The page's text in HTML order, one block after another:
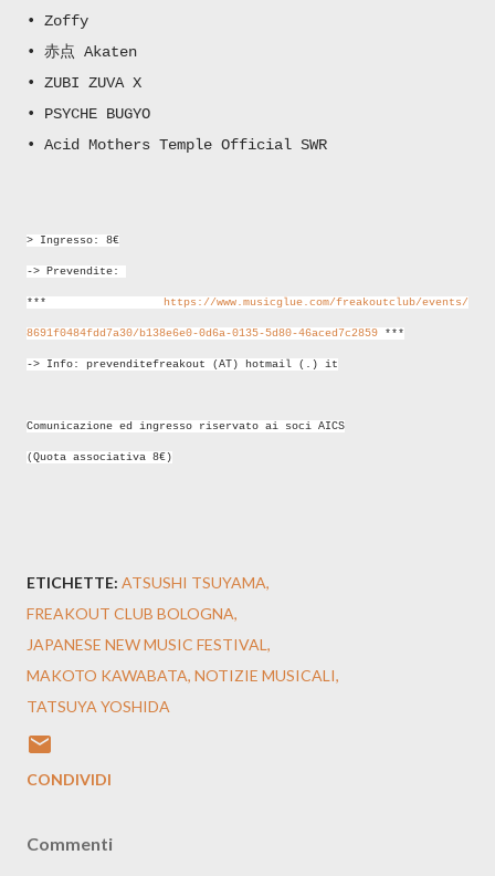
• Zoffy
• 赤点 Akaten
• ZUBI ZUVA X
• PSYCHE BUGYO
• Acid Mothers Temple Official SWR
> Ingresso: 8€
-> Prevendite:
*** https://www.musicglue.com/freakoutclub/events/
8691f0484fdd7a30/b138e6e0-0d6a-0135-5d80-46aced7c2859 ***
-> Info: prevenditefreakout (AT) hotmail (.) it
Comunicazione ed ingresso riservato ai soci AICS
(Quota associativa 8€)
ETICHETTE: ATSUSHI TSUYAMA
FREAKOUT CLUB BOLOGNA
JAPANESE NEW MUSIC FESTIVAL
MAKOTO KAWABATA NOTIZIE MUSICALI
TATSUYA YOSHIDA
CONDIVIDI
Commenti